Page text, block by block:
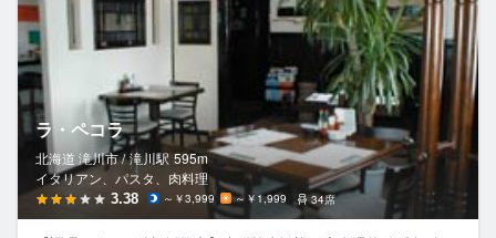
ラ・ペコラ
北海道 滝川市 / 滝川駅 595m
イタリアン、パスタ、肉料理
3.38 ～￥3,999 ～￥1,999 34席